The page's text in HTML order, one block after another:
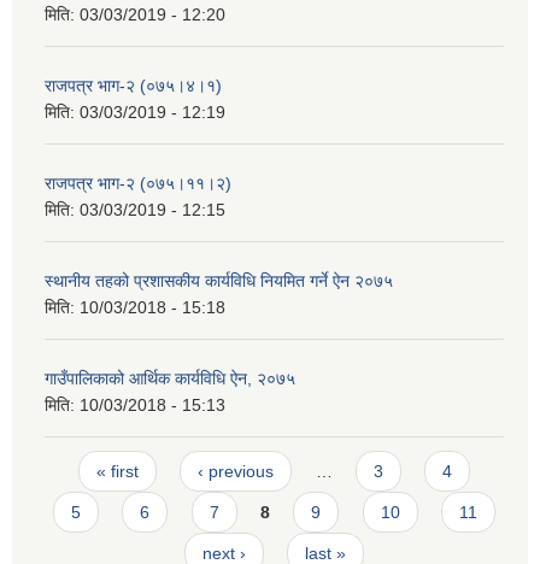
मिति: 03/03/2019 - 12:20
राजपत्र भाग-२ (०७५।४।१)
मिति: 03/03/2019 - 12:19
राजपत्र भाग-२ (०७५।११।२)
मिति: 03/03/2019 - 12:15
स्थानीय तहको प्रशासकीय कार्यविधि नियमित गर्ने ऐन २०७५
मिति: 10/03/2018 - 15:18
गाउँपालिकाको आर्थिक कार्यविधि ऐन, २०७५
मिति: 10/03/2018 - 15:13
Pages
« first ‹ previous 3 4
5 6 7 8 9 10 11
next › last »